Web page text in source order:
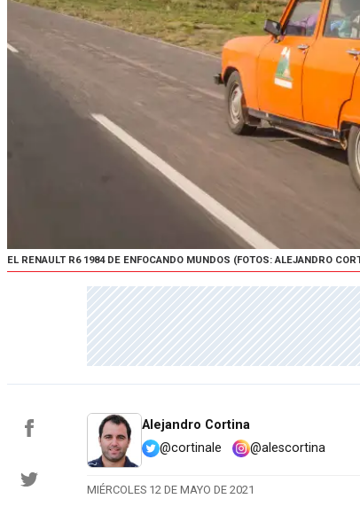
EL RENAULT R6 1984 DE ENFOCANDO MUNDOS (FOTOS: ALEJANDRO
Alejandro Cortina
@cortinale
@alescortina
MIÉRCOLES 12 DE MAYO DE 2021